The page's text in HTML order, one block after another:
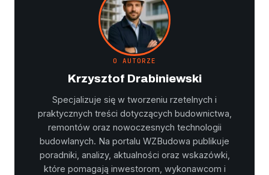
O AUTORZE
Krzysztof Drabiniewski
Specjalizuje się w tworzeniu rzetelnych i
praktycznych treści dotyczących budownictwa,
remontów oraz nowoczesnych technologii
budowlanych. Na portalu WZBudowa publikuje
poradniki, analizy, aktualności oraz wskazówki,
które pomagają inwestorom, wykonawcom i